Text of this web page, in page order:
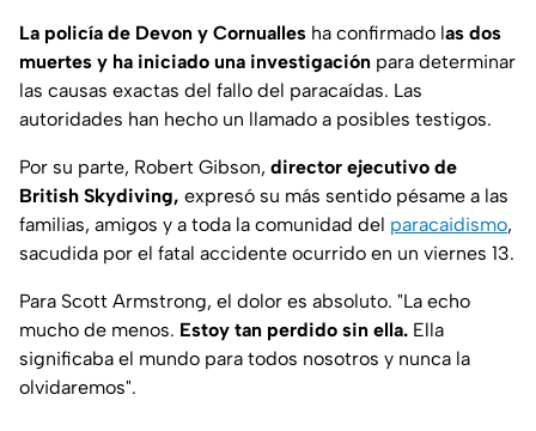
La policía de Devon y Cornualles ha confirmado las dos
muertes y ha iniciado una investigación para determinar
las causas exactas del fallo del paracaídas. Las
autoridades han hecho un llamado a posibles testigos.
Por su parte, Robert Gibson, director ejecutivo de
British Skydiving, expresó su más sentido pésame a las
familias, amigos y a toda la comunidad del paracaidismo,
sacudida por el fatal accidente ocurrido en un viernes 13.
Para Scott Armstrong, el dolor es absoluto. "La echo
mucho de menos. Estoy tan perdido sin ella. Ella
significaba el mundo para todos nosotros y nunca la
olvidaremos".